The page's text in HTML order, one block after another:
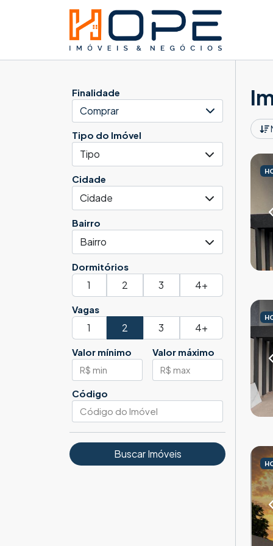
Finalidade
Comprar
Tipo do Imóvel
Tipo
Cidade
Cidade
Bairro
Bairro
Dormitórios
1 2 3 4+
Vagas
1 2 3 4+
Valor mínimo Valor máximo
Código
Buscar Imóveis